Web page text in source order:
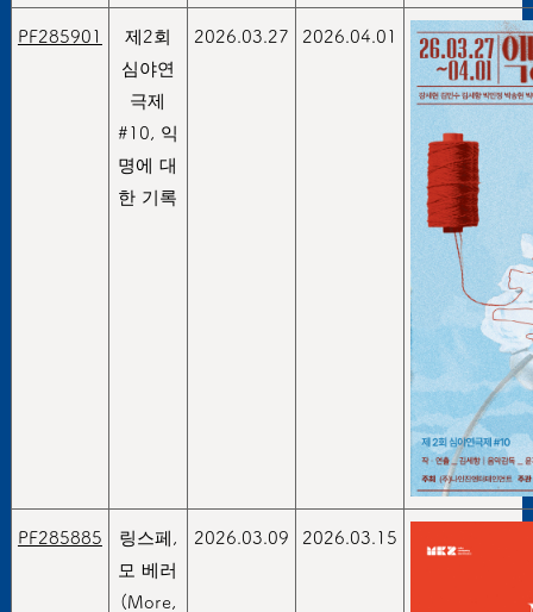
PF285901
제2회
심야연
극제
#10, 익
명에 대
한 기록
2026.03.27 2026.04.01
PF285885
링스페,
모 베러
(More,
2026.03.09 2026.03.15